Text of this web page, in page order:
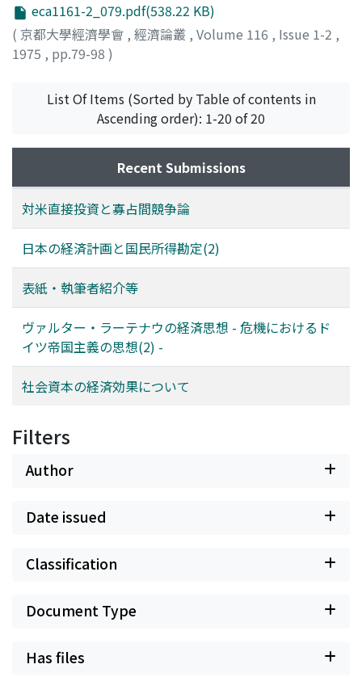
eca1161-2_079.pdf(538.22 KB)
( 京都大學經濟學會 , 經濟論叢 , Volume 116 , Issue 1-2 ,
1975 , pp.79-98 )
List Of Items (Sorted by Table of contents in
Ascending order): 1-20 of 20
Recent Submissions
対米直接投資と寡占間競争論
日本の経済計画と国民所得勘定(2)
表紙・執筆者紹介等
ヴァルター・ラーテナウの経済思想 - 危機におけるド
イツ帝国主義の思想(2) -
社会資本の経済効果について
Filters
Author
Date issued
Classification
Document Type
Has files